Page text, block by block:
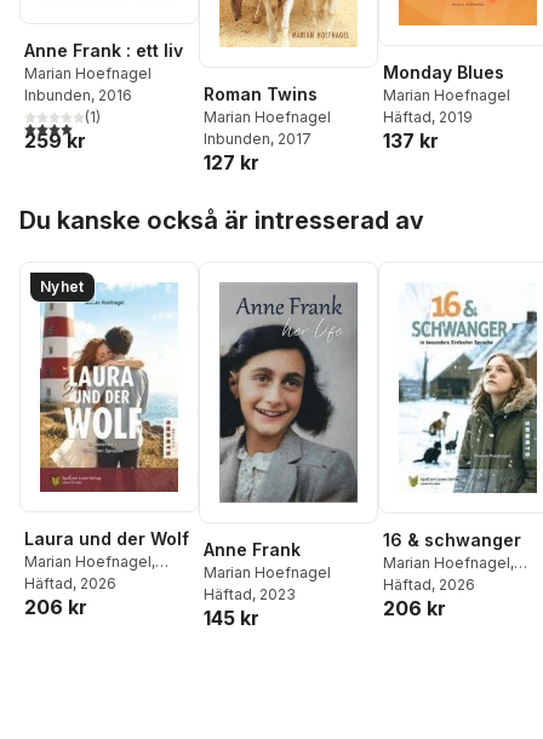
Anne Frank : ett liv
Marian Hoefnagel
Inbunden, 2016
4,0utav 5 stjärnor. Totalt antal röster:
(1)
259 kr
Roman Twins
Marian Hoefnagel
Inbunden, 2017
127 kr
Monday Blues
Marian Hoefnagel
Häftad, 2019
137 kr
Du kanske också är intresserad av
Nyhet
Laura und der Wolf
Marian Hoefnagel,
Spaß am Lesen Verlag
Häftad, 2026
206 kr
Anne Frank
Marian Hoefnagel
Häftad, 2023
145 kr
16 & schwanger
Marian Hoefnagel,
Spaß am Lesen Verlag
Häftad, 2026
206 kr